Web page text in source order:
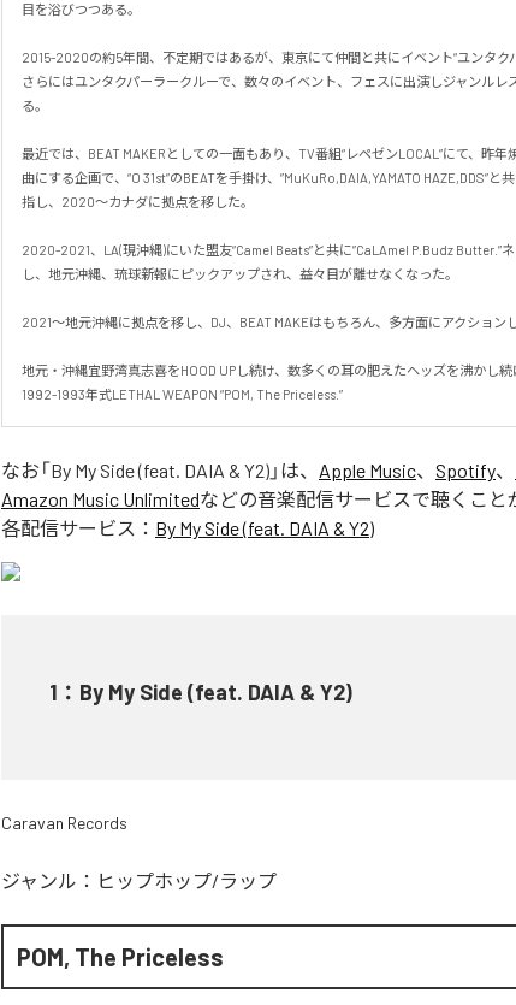
目を浴びつつある。
2015-2020の約5年間、不定期ではあるが、東京にて仲間と共にイベント“ユンタク
さらにはユンタクパーラークルーで、数々のイベント、フェスに出演しジャンルレ
る。
最近では、BEAT MAKERとしての一面もあり、TV番組“レペゼンLOCAL”にて、昨
曲にする企画で、“O 31st”のBEATを手掛け、”MuKuRo,DAIA,YAMATO HAZE,DDS”
指し、2020〜カナダに拠点を移した。
2020-2021、LA(現沖縄)にいた盟友“Camel Beats”と共に”CaLAmel P.Budz Butter.”
し、地元沖縄、琉球新報にピックアップされ、益々目が離せなくなった。
2021〜地元沖縄に拠点を移し、DJ、BEAT MAKEはもちろん、多方面にアクション
地元・沖縄宜野湾真志喜をHOOD UPし続け、数多くの耳の肥えたヘッズを沸かし続
1992-1993年式LETHAL WEAPON “POM, The Priceless.”
なお「By My Side (feat. DAIA & Y2) 」は、 Apple Music、 Spotify、
Amazon Music Unlimitedなどの音楽配信サービスで聴くこと
各配信サービス： By My Side (feat. DAIA & Y2)
1 ： By My Side (feat. DAIA & Y2)
Caravan Records
ジャンル： ヒップホップ/ラップ
POM, The Priceless